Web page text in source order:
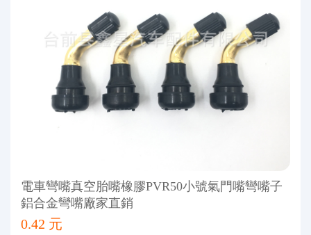
電車彎嘴真空胎嘴橡膠PVR50小號氣門嘴彎嘴子
鋁合金彎嘴廠家直銷
0.42 元